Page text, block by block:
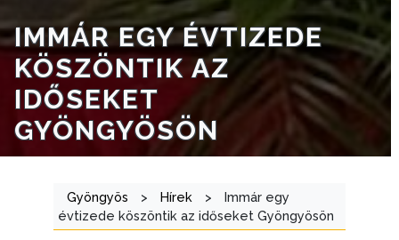
INTÉZMÉNYEK
NYOMTATVÁNYOK
E-
ÜGYINTÉZÉS
TESTÜLETI
KISTÉRSÉG
IMMÁR EGY ÉVTIZEDE
KÖSZÖNTIK AZ
IDŐSEKET
GYÖNGYÖSÖN
Gyöngyös > Hírek >
Immár egy
évtizede köszöntik az időseket Gyöngyösön